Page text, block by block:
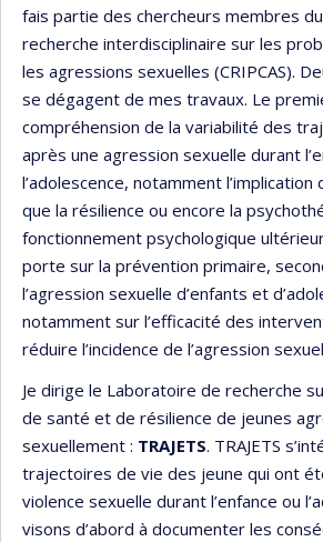
fais partie des chercheurs membres
recherche interdisciplinaire sur les
les agressions sexuelles (CRIPCAS).
se dégagent de mes travaux. Le
compréhension de la variabilité des
après une agression sexuelle durant
l’adolescence, notamment
que la résilience ou encore la
fonctionnement psychologique
porte sur la prévention primaire,
l’agression sexuelle d’enfants et
notamment sur l’efficacité des
réduire l’incidence de l’agression
Je dirige le Laboratoire de recherche
de santé et de résilience de jeunes
sexuellement : TRAJETS. TRAJETS
trajectoires de vie des jeune qui ont
violence sexuelle durant l’enfance ou
visons d’abord à documenter les